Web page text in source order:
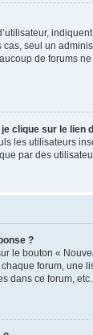
seul un
de forums
clique sur le lien
les utilisateurs
par des
?
le bouton «
forum,
dans ce forum, etc.